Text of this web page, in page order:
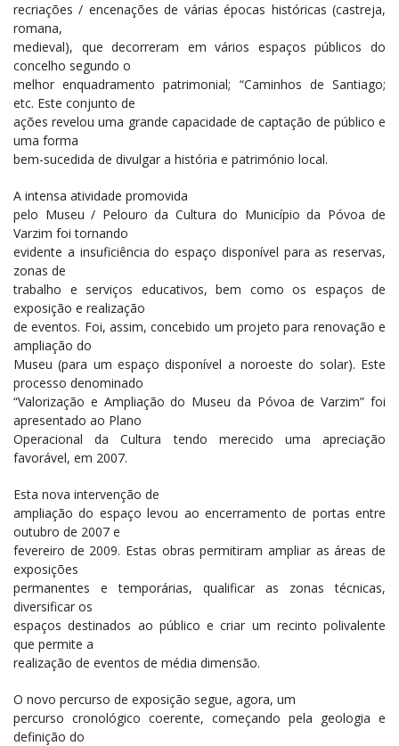
recriações / encenações de várias épocas históricas (castreja,
romana,
medieval), que decorreram em vários espaços públicos do
concelho segundo o
melhor enquadramento patrimonial; “Caminhos de Santiago;
etc. Este conjunto de
ações revelou uma grande capacidade de captação de público e
uma forma
bem-sucedida de divulgar a história e património local.
A intensa atividade promovida
pelo Museu / Pelouro da Cultura do Município da Póvoa de
Varzim foi tornando
evidente a insuficiência do espaço disponível para as reservas,
zonas de
trabalho e serviços educativos, bem como os espaços de
exposição e realização
de eventos. Foi, assim, concebido um projeto para renovação e
ampliação do
Museu (para um espaço disponível a noroeste do solar). Este
processo denominado
“Valorização e Ampliação do Museu da Póvoa de Varzim” foi
apresentado ao Plano
Operacional da Cultura tendo merecido uma apreciação
favorável, em 2007.
Esta nova intervenção de
ampliação do espaço levou ao encerramento de portas entre
outubro de 2007 e
fevereiro de 2009. Estas obras permitiram ampliar as áreas de
exposições
permanentes e temporárias, qualificar as zonas técnicas,
diversificar os
espaços destinados ao público e criar um recinto polivalente
que permite a
realização de eventos de média dimensão.
O novo percurso de exposição segue, agora, um
percurso cronológico coerente, começando pela geologia e
definição do